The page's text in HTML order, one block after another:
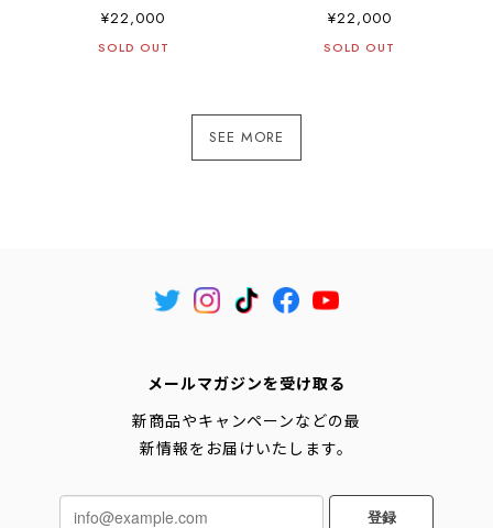
¥22,000
SOLD OUT
¥22,000
SOLD OUT
SEE MORE
メールマガジンを受け取る
新商品やキャンペーンなどの最
新情報をお届けいたします。
登録